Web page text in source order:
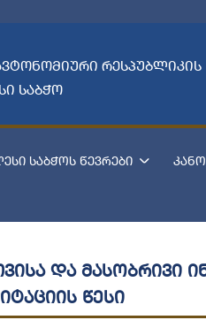
რესპუბლიკის
საბჭო
საბჭოს წევრები
და მასობრივი
წესი